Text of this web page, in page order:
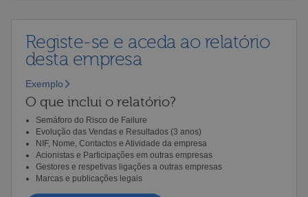
Registe-se e aceda ao relatório
desta empresa
Exemplo
O que inclui o relatório?
Semáforo do Risco de Failure
Evolução das Vendas e Resultados (3 anos)
NIF, Nome, Contactos e Atividade da empresa
Acionistas e Participações em outras empresas
Gestores e respetivas ligações a outras empresas
Marcas e publicações legais